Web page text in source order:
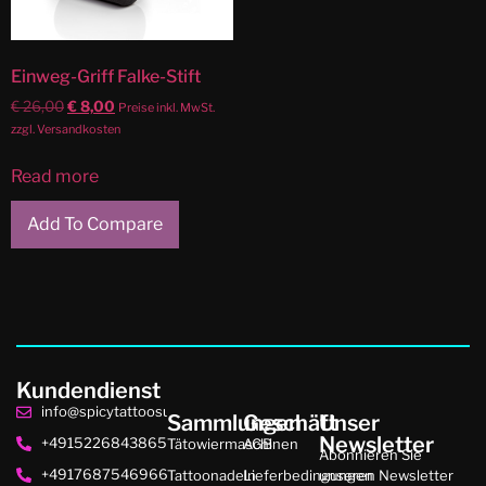
Einweg-Griff Falke-Stift
€26,00€8,00 Preise inkl. MwSt.
zzgl. Versandkosten
Read more
Add To Compare
Kundendienst
info@spicytattoosupplies.de
+4915226843865
+4917687546966
Sammlungen
Tätowiermaschinen
Tattoonadeln
Geschäft
AGB
Lieferbedingungen
Unser
Newsletter
Abonnieren Sie
unseren Newsletter